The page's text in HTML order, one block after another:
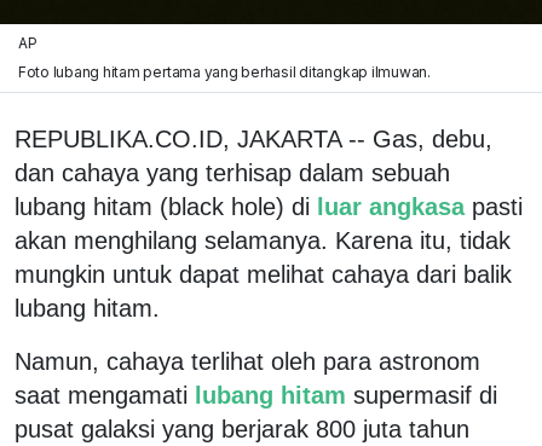
AP
Foto lubang hitam pertama yang berhasil ditangkap ilmuwan.
REPUBLIKA.CO.ID, JAKARTA -- Gas, debu,
dan cahaya yang terhisap dalam sebuah
lubang hitam (black hole) di luar angkasa pasti
akan menghilang selamanya. Karena itu, tidak
mungkin untuk dapat melihat cahaya dari balik
lubang hitam.
Namun, cahaya terlihat oleh para astronom
saat mengamati lubang hitam supermasif di
pusat galaksi yang berjarak 800 juta tahun